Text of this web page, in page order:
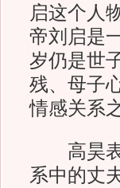
启这个人
帝刘启是
岁仍是世
残、母子
情感关系
高昊表
系中的丈